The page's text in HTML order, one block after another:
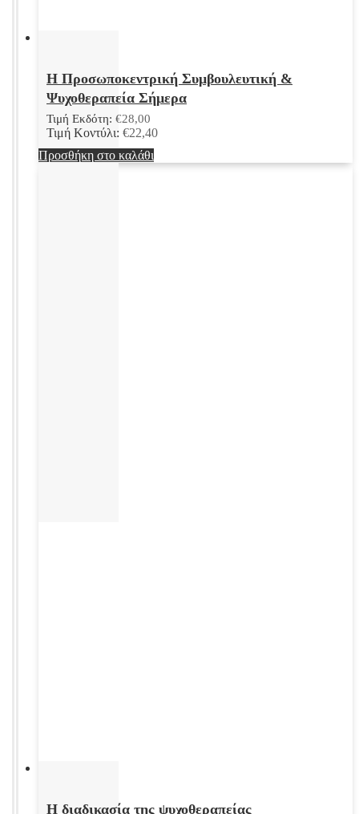
Η Προσωποκεντρική Συμβουλευτική &
Ψυχοθεραπεία Σήμερα
Τιμή Εκδότη: €28,00
Τιμή Κοντύλι: €22,40
Προσθήκη στο καλάθι
Η διαδικασία της ψυχοθεραπείας